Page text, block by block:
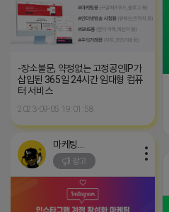
-장소불문, 약정없는 고정공인IP가
삽입된 365일 24시간 임대형 컴퓨
터 서비스
2023-09-05 19:01:58
광고